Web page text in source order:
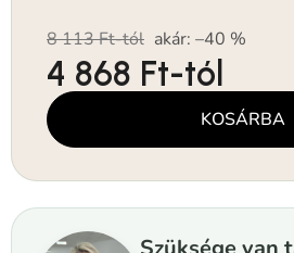
8 113 Ft-tól akár: –40 %
4 868 Ft-tól
Egységár: KOSÁRBA